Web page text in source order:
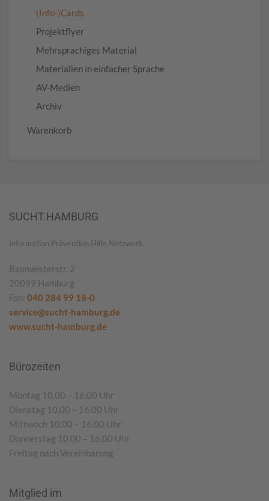
(Info-)Cards
Projektflyer
Mehrsprachiges Material
Materialien in einfacher Sprache
AV-Medien
Archiv
Warenkorb
SUCHT.HAMBURG
Information.Prävention.Hilfe.Netzwerk.
Baumeisterstr. 2
20099 Hamburg
Fon: 040 284 99 18-0
service@sucht-hamburg.de
www.sucht-hamburg.de
Bürozeiten
Montag 10.00 – 16.00 Uhr
Dienstag 10.00 – 16.00 Uhr
Mittwoch 10.00 – 16.00 Uhr
Donnerstag 10.00 – 16.00 Uhr
Freitag nach Vereinbarung
Mitglied im